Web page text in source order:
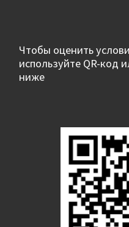
Чтобы оценить
используйте QR-код
ниже